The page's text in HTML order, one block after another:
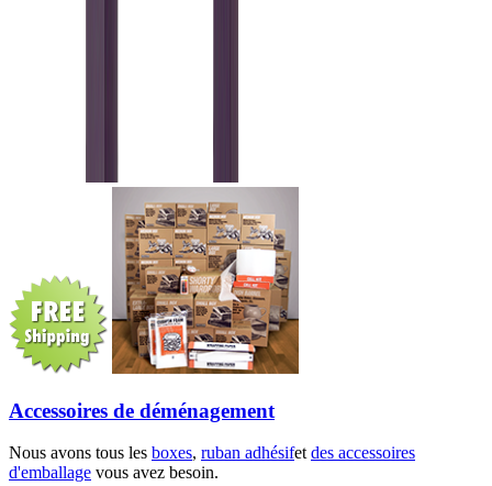
Accessoires de déménagement
Nous avons tous les boxes, ruban adhésifetdes accessoires
d'emballage vous avez besoin.